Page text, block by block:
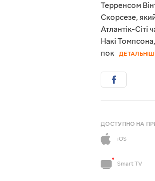
Терренсом
Скорсезе,
Атлантік-Сіті
Накі
пок
ДОСТУПНО НА
iOS
Smart TV